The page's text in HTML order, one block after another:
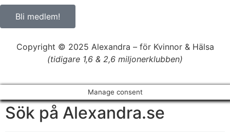
Bli medlem!
Copyright © 2025 Alexandra – för Kvinnor & Hälsa
(tidigare 1,6 & 2,6 miljonerklubben)
Manage consent
Sök på Alexandra.se